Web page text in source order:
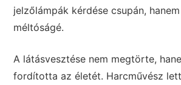
jelzőlámpák kérdése csupán,
méltóságé.
A látásvesztése nem megtörte,
fordította az életét. Harcművész